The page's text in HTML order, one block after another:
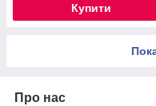
Купити
Про нас